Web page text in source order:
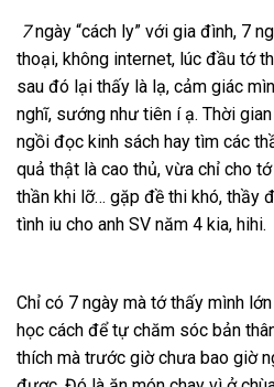
7ngày “cách ly” với gia đình, 7
thoại, không internet, lúc đầu tớ
sau đó lại thấy là lạ, cảm giác
nghĩ, sướng như tiên í ạ. Thời
ngồi đọc kinh sách hay tìm các
quả thật là cao thủ, vừa chỉ cho
thần khi lỡ… gặp đề thi khó, thầy
tình iu cho anh SV năm 4 kia, hihi.
Chỉ có 7 ngày mà tớ thấy mình
học cách để tự chăm sóc bản
thích mà trước giờ chưa bao giờ